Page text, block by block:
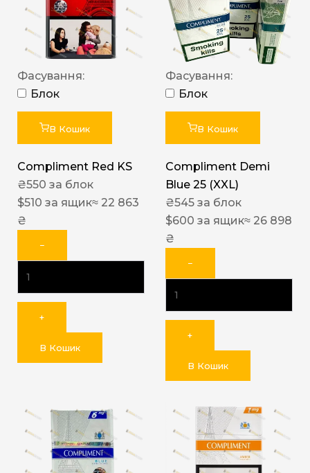
Фасування:
Блок
В Кошик
Compliment Red KS
₴550 за блок
$510 за ящик≈ 22 863
₴
−
+
В Кошик
Фасування:
Блок
В Кошик
Compliment Demi
Blue 25 (XXL)
₴545 за блок
$600 за ящик≈ 26 898
₴
−
+
В Кошик